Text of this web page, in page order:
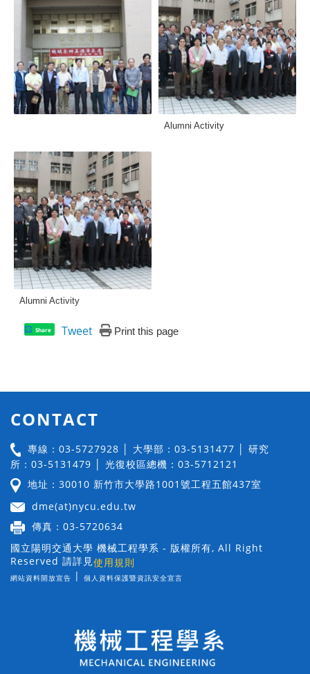
Alumni Activity
Alumni Activity
Share Tweet Print this page
CONTACT
專線：03-5727928 │ 大學部：03-5131477 │ 研究
所：03-5131479 │ 光復校區總機：03-5712121
地址：30010 新竹市大學路1001號工程五館437室
dme(at)nycu.edu.tw
傳真：03-5720634
國立陽明交通大學 機械工程學系 - 版權所有, All Right
Reserved 請詳見使用規則
網站資料開放宣告 | 個人資料保護暨資訊安全宣言